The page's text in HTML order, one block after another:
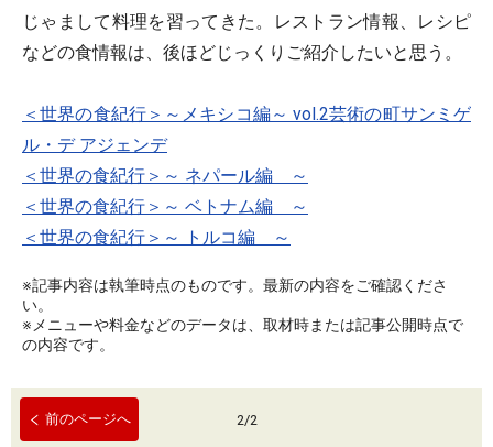
じゃまして料理を習ってきた。レストラン情報、レシピ
などの食情報は、後ほどじっくりご紹介したいと思う。
＜世界の食紀行＞～メキシコ編～ vol.2芸術の町サンミゲ
ル・デ アジェンデ
＜世界の食紀行＞～ ネパール編 ～
＜世界の食紀行＞～ ベトナム編 ～
＜世界の食紀行＞～ トルコ編 ～
※記事内容は執筆時点のものです。最新の内容をご確認くださ
い。
※メニューや料金などのデータは、取材時または記事公開時点で
の内容です。
前のページへ 2/2